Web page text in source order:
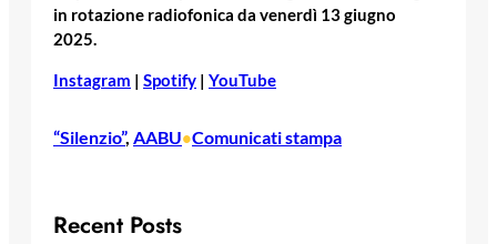
in rotazione radiofonica da venerdì 13 giugno
2025.
Instagram | Spotify | YouTube
“Silenzio”, AABU•Comunicati stampa
Recent Posts